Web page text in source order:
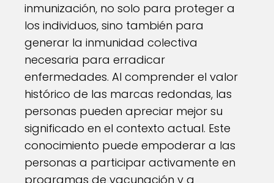
inmunización, no solo para proteger a
los individuos, sino también para
generar la inmunidad colectiva
necesaria para erradicar
enfermedades. Al comprender el valor
histórico de las marcas redondas, las
personas pueden apreciar mejor su
significado en el contexto actual. Este
conocimiento puede empoderar a las
personas a participar activamente en
programas de vacunación y a